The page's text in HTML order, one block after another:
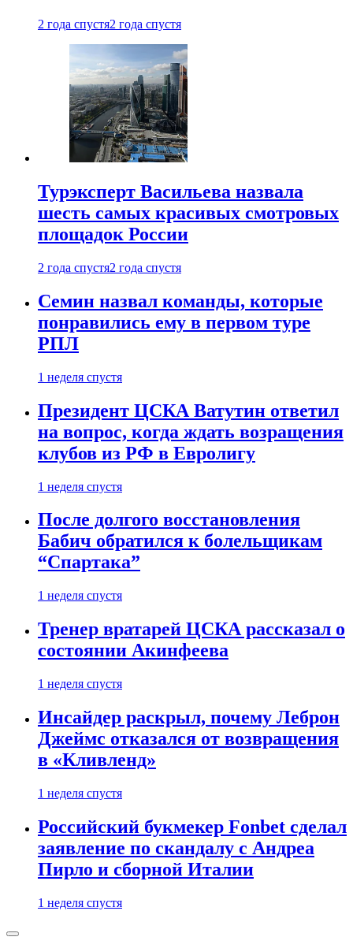
2 года спустя2 года спустя
Турэксперт Васильева назвала
шесть самых красивых смотровых
площадок России
2 года спустя2 года спустя
Семин назвал команды, которые
понравились ему в первом туре
РПЛ
1 неделя спустя
Президент ЦСКА Ватутин ответил
на вопрос, когда ждать возращения
клубов из РФ в Евролигу
1 неделя спустя
После долгого восстановления
Бабич обратился к болельщикам
“Спартака”
1 неделя спустя
Тренер вратарей ЦСКА рассказал о
состоянии Акинфеева
1 неделя спустя
Инсайдер раскрыл, почему Леброн
Джеймс отказался от возвращения
в «Кливленд»
1 неделя спустя
Российский букмекер Fonbet сделал
заявление по скандалу с Андреа
Пирло и сборной Италии
1 неделя спустя